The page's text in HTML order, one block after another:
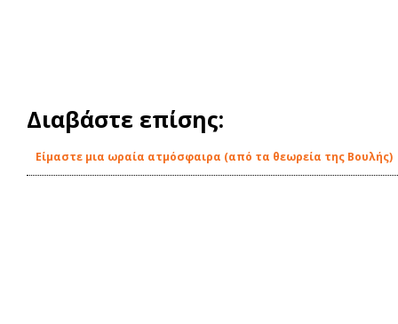
Διαβάστε επίσης:
Είμαστε μια ωραία ατμόσφαιρα (από τα θεωρεία της Βουλής)